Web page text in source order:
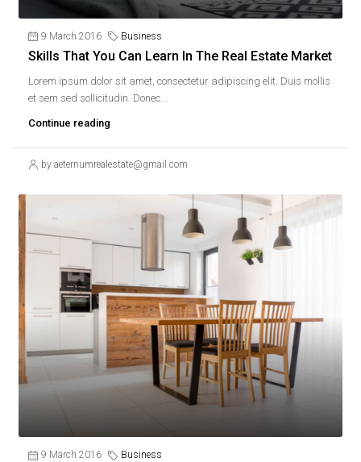
9 March 2016 Business
Skills That You Can Learn In The Real Estate Market
Lorem ipsum dolor sit amet, consectetur adipiscing elit. Duis mollis
et sem sed sollicitudin. Donec...
Continue reading
by aeternumrealestate@gmail.com
9 March 2016 Business